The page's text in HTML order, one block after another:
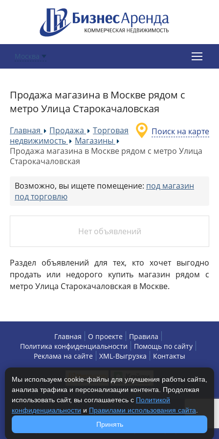
Москва
Продажа магазина в Москве рядом с
метро Улица Старокачаловская
Поиск на карте
Главная »Продажа »
Торговая
недвижимость
»Магазины
Продажа магазина в Москве рядом с метро Улица
Старокачаловская
Возможно, вы ищете помещение: под магазин
под торговлю
Нет объявлений
Раздел объявлений для тех, кто хочет выгодно
продать или недорого купить магазин рядом с
метро Улица Старокачаловская в Москве.
Главная О проекте
Правила
Политика конфиденциальности
Помощь по сайту
Реклама на сайте
XML-Выгрузка Контакты
Copyright © 2013-2026 БизнесАренда - коммерческая
недвижимость, г. Москва. Все права защищены.
Мы используем cookie-файлы для улучшения работы сайта,
анализа трафика и персонализации контента. Продолжая
использовать сайт, вы соглашаетесь с Политикой
конфиденциальности и Правилами использования сайта
Принять